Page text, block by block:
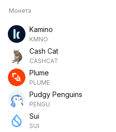
Монета
Kamino
KMNO
Cash Cat
CASHCAT
Plume
PLUME
Pudgy Penguins
PENGU
Sui
SUI